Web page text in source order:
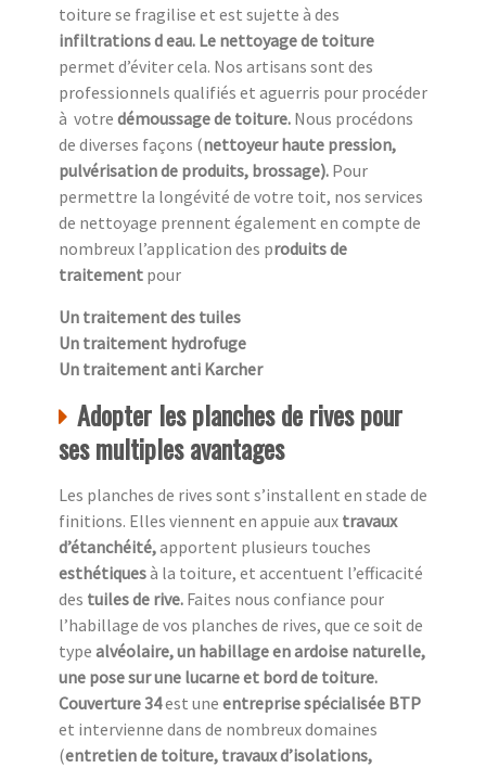
toiture se fragilise et est sujette à des
infiltrations d eau. Le nettoyage de toiture
permet d’éviter cela. Nos artisans sont des
professionnels qualifiés et aguerris pour procéder
à votre démoussage de toiture. Nous procédons
de diverses façons (nettoyeur haute pression,
pulvérisation de produits, brossage). Pour
permettre la longévité de votre toit, nos services
de nettoyage prennent également en compte de
nombreux l’application des produits de
traitement pour
Un traitement des tuiles
Un traitement hydrofuge
Un traitement anti Karcher
Adopter les planches de rives pour
ses multiples avantages
Les planches de rives sont s’installent en stade de
finitions. Elles viennent en appuie aux travaux
d’étanchéité,apportent plusieurs touches
esthétiquesà la toiture, et accentuent l’efficacité
des tuiles de rive. Faites nous confiance pour
l’habillage de vos planches de rives, que ce soit de
type alvéolaire, un habillage en ardoise naturelle,
une pose sur une lucarne et bord de toiture.
Couverture 34est une entreprise spécialisée BTP
et intervienne dans de nombreux domaines
(entretien de toiture, travaux d’isolations,